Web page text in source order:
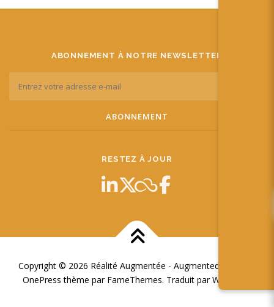
ABONNEMENT À NOTRE NEWSLETTER
RESTEZ À JOUR
Copyright © 2026 Réalité Augmentée - Augmented Reality
OnePress thème par FameThemes. Traduit par Wp Trads.